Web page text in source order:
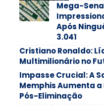
Mega-
Após
3.041
Cristiano Ronaldo:
Multimilionário no
Impasse Crucial: A
Memphis Aumenta
Pós-Eliminação